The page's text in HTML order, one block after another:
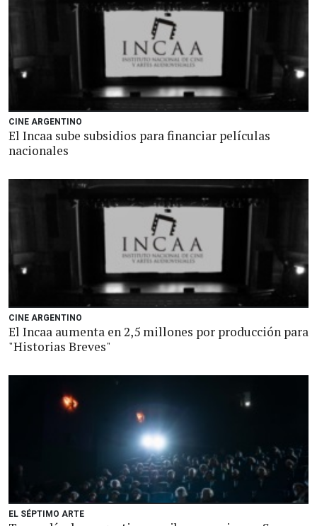
CINE ARGENTINO
El Incaa sube subsidios para financiar películas
nacionales
CINE ARGENTINO
El Incaa aumenta en 2,5 millones por producción para
"Historias Breves"
EL SÉPTIMO ARTE